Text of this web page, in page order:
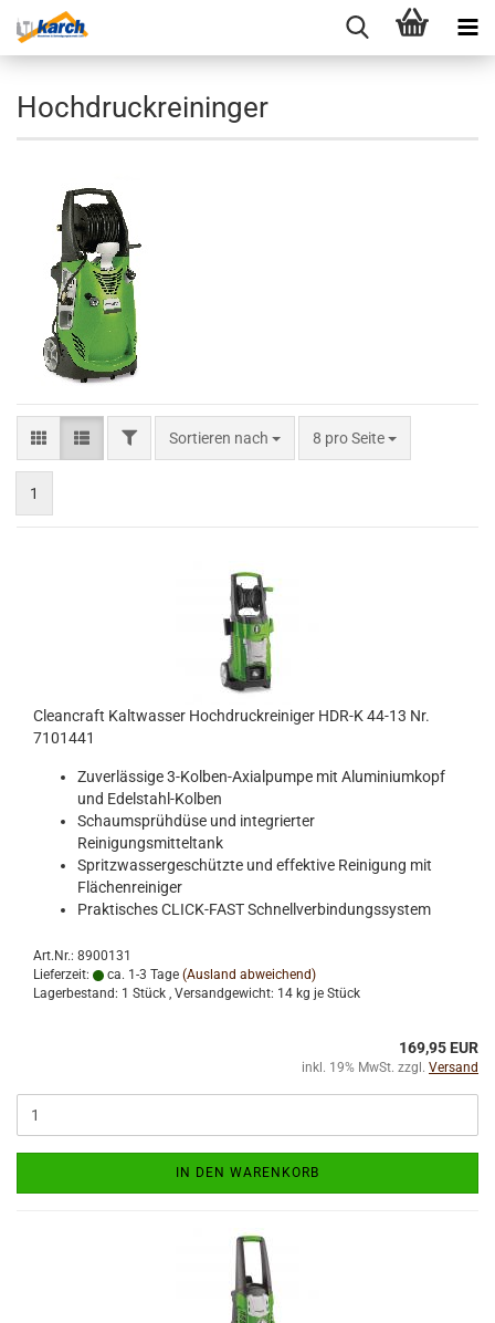
Hochdruckreininger
FILTERSortieren nach
Sortieren nach 8 pro Seite
pro Seite
1
Cleancraft Kaltwasser Hochdruckreiniger HDR-K 44-13 Nr.
7101441
Zuverlässige 3-Kolben-Axialpumpe mit Aluminiumkopf
und Edelstahl-Kolben
Schaumsprühdüse und integrierter
Reinigungsmitteltank
Spritzwassergeschützte und effektive Reinigung mit
Flächenreiniger
Praktisches CLICK-FAST Schnellverbindungssystem
Art.Nr.: 8900131
Lieferzeit:
ca. 1-3 Tage (Ausland abweichend)
Lagerbestand: 1 Stück , Versandgewicht: 14 kg je Stück
169,95 EUR
inkl. 19% MwSt. zzgl. Versand
IN DEN WARENKORB